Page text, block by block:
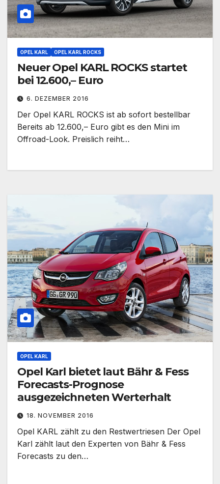
OPEL KARL OPEL KARL ROCKS
Neuer Opel KARL ROCKS startet
bei 12.600,– Euro
6. DEZEMBER 2016
Der Opel KARL ROCKS ist ab sofort bestellbar
Bereits ab 12.600,– Euro gibt es den Mini im
Offroad-Look. Preislich reiht…
OPEL KARL
Opel Karl bietet laut Bähr & Fess
Forecasts-Prognose
ausgezeichneten Werterhalt
18. NOVEMBER 2016
Opel KARL zählt zu den Restwertriesen Der Opel
Karl zählt laut den Experten von Bähr & Fess
Forecasts zu den…